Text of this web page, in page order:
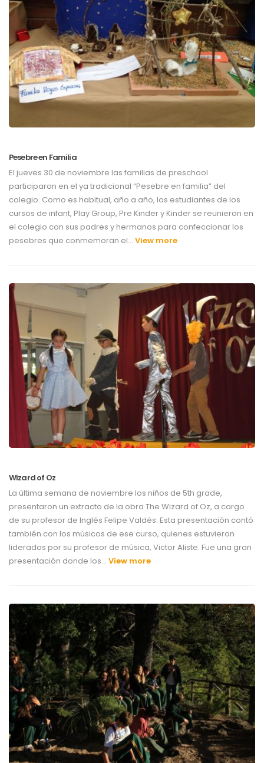
Pesebre en Familia
El jueves 30 de noviembre las familias de preschool
participaron en el ya tradicional “Pesebre en familia” del
colegio. Como es habitual, año a año, los estudiantes de los
cursos de infant, Play Group, Pre Kinder y Kinder se reunieron en
el colegio con sus padres y hermanos para confeccionar los
pesebres que conmemoran el… View more
Wizard of Oz
La última semana de noviembre los niños de 5th grade,
presentaron un extracto de la obra The Wizard of Oz, a cargo
de su profesor de Inglés Felipe Valdés. Esta presentación contó
también con los músicos de ese curso, quienes estuvieron
liderados por su profesor de música, Victor Aliste. Fue una gran
presentación donde los… View more